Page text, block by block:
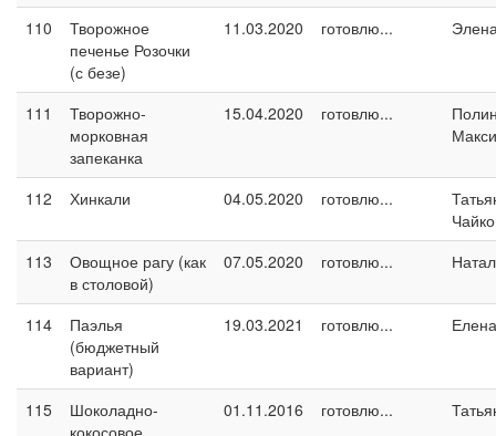
110
Творожное
печенье Розочки
(с безе)
11.03.2020 готовлю...
111
Творожно-
морковная
запеканка
15.04.2020 готовлю...
112 Хинкали 04.05.2020 готовлю...
113
Овощное рагу (как
в столовой)
07.05.2020 готовлю...
114
Паэлья
(бюджетный
вариант)
19.03.2021 готовлю... Елена
115
Шоколадно-
01.11.2016 готовлю...